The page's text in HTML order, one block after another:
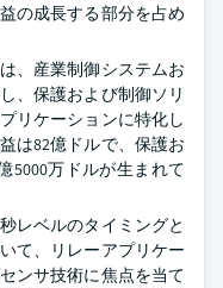
の成長する部分を占め
は、産業制御システムお
、保護および制御ソリ
リケーションに特化し
は82億ドルで、保護お
5000万ドルが生まれて
レベルのタイミングと
て、リレーアプリケー
ンサ技術に焦点を当て